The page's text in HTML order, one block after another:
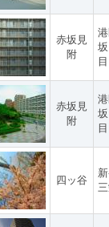
赤坂見
附
目
赤坂見
附
目
四ッ谷